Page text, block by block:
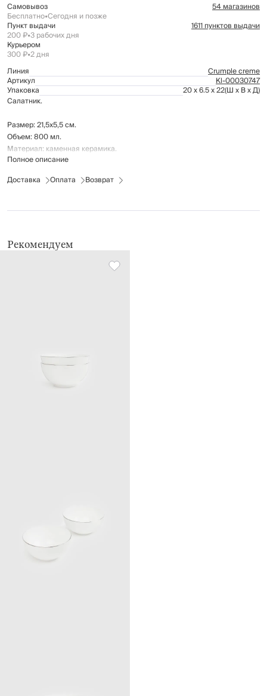
Самовывоз 54 магазинов
Бесплатно•Сегодня и позже
Пункт выдачи 1611 пунктов выдачи
200 ₽•3 рабочих дня
Курьером
300 ₽•2 дня
Линия
Crumple creme
Артикул Kl-00030747
Упаковка 20 x 6.5 x 22(Ш x В x Д)
Салатник.
Размер: 21,5х5,5 см.
Объем: 800 мл.
Материал: каменная керамика.
Рекомендуется мыть вручную с применением мягких моющих средств.
губки.
Полное описание
Доставка
Оплата Возврат
Рекомендуем